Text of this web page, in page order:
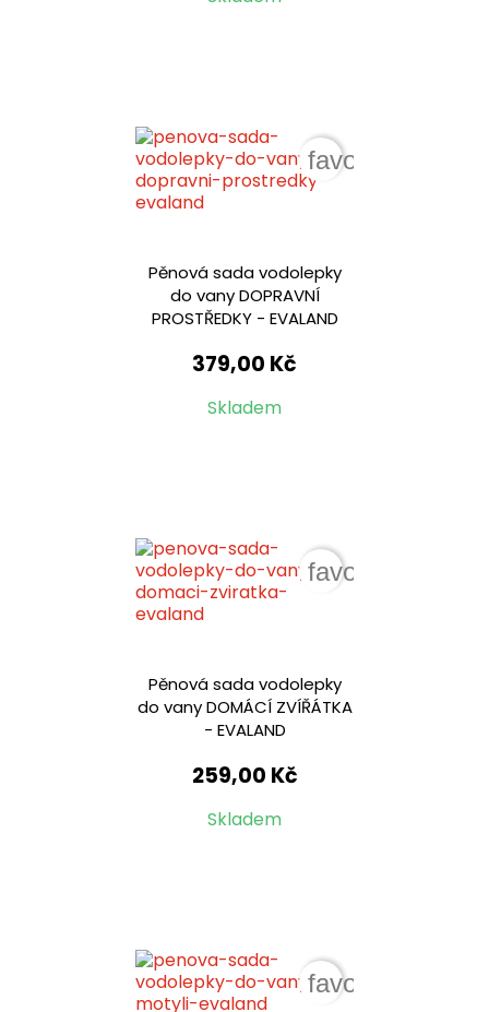
Pěnová sada vodolepky
do vany DOPRAVNÍ
PROSTŘEDKY - EVALAND
379,00 Kč
Skladem
favorite_border
Pěnová sada vodolepky
do vany DOMÁCÍ ZVÍŘÁTKA
- EVALAND
259,00 Kč
Skladem
favorite_border
favorite_border